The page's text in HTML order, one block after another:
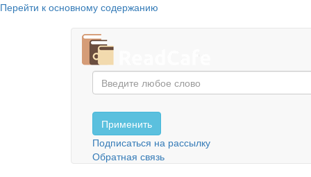
Перейти к основному содержанию
Применить
Подписаться на рассылку
Обратная связь